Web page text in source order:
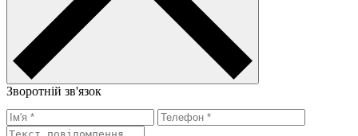
Зворотній зв'язок